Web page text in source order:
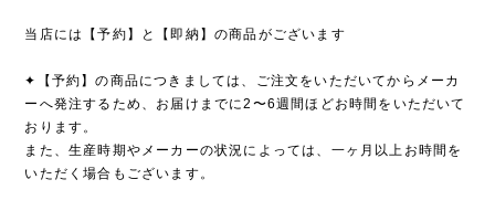
当店には【予約】と【即納】の商品がございます
✦【予約】の商品につきましては、ご注文をいただいてからメーカ
ーへ発注するため、お届けまでに2〜6週間ほどお時間をいただいて
おります。
また、生産時期やメーカーの状況によっては、一ヶ月以上お時間を
いただく場合もございます。